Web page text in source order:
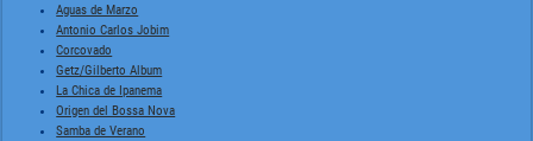
Aguas de Marzo
Antonio Carlos Jobim
Corcovado
Getz/Gilberto Album
La Chica de Ipanema
Origen del Bossa Nova
Samba de Verano